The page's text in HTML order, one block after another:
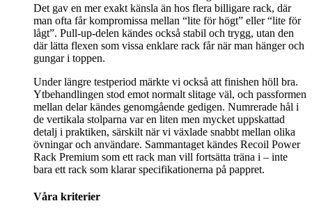
Det gav en mer exakt känsla än hos flera billigare rack, där
man ofta får kompromissa mellan “lite för högt” eller “lite för
lågt”. Pull-up-delen kändes också stabil och trygg, utan den
där lätta flexen som vissa enklare rack får när man hänger och
gungar i toppen.
Under längre testperiod märkte vi också att finishen höll bra.
Ytbehandlingen stod emot normalt slitage väl, och passformen
mellan delar kändes genomgående gedigen. Numrerade hål i
de vertikala stolparna var en liten men mycket uppskattad
detalj i praktiken, särskilt när vi växlade snabbt mellan olika
övningar och användare. Sammantaget kändes Recoil Power
Rack Premium som ett rack man vill fortsätta träna i – inte
bara ett rack som klarar specifikationerna på pappret.
Våra kriterier